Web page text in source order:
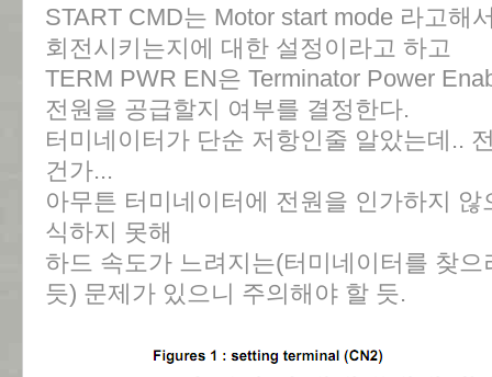
START CMD는 Motor start mode 라고해
회전시키는지에 대한 설정이라고 하고
TERM PWR EN은 Terminator Power
전원을 공급할지 여부를 결정한다.
터미네이터가 단순 저항인줄 알았는데..
건가...
아무튼 터미네이터에 전원을 인가하지
식하지 못해
하드 속도가 느려지는(터미네이터를 찾
듯) 문제가 있으니 주의해야 할 듯.